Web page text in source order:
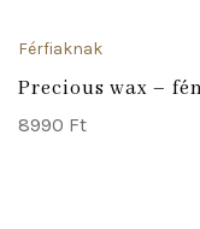
Férfiaknak
Precious wax –
8990 Ft